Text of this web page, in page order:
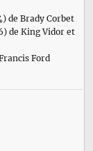
de Brady Corbet
de King Vidor et
Ford